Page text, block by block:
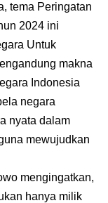
tema Peringatan
2024 ini
Untuk
makna
Indonesia
negara
nyata dalam
mewujudkan
mengingatkan,
hanya milik